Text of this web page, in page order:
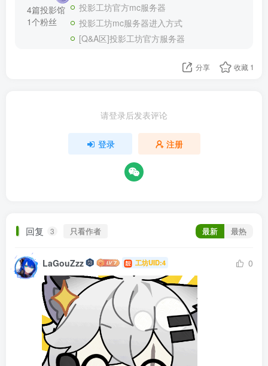
4篇投影馆
1个粉丝
投影工坊官方mc服务器
投影工坊mc服务器进入方式
[Q&A区]投影工坊官方服务器
分享 收藏 1
请登录后发表评论
登录 注册
回复 3 只看作者 最新 最热
LaGouZzz 工坊UID:4 0